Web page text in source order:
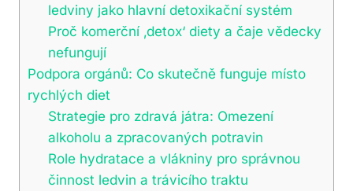
ledviny jako hlavní detoxikační systém
Proč komerční ‚detox‘ diety a čaje vědecky
nefungují
Podpora orgánů: Co skutečně funguje místo
rychlých diet
Strategie pro zdravá játra: Omezení
alkoholu a zpracovaných potravin
Role hydratace a vlákniny pro správnou
činnost ledvin a trávicího traktu